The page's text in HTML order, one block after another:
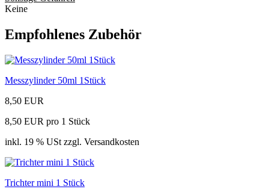
Keine
Empfohlenes Zubehör
Messzylinder 50ml 1Stück
8,50 EUR
8,50 EUR pro 1 Stück
inkl. 19 % USt zzgl. Versandkosten
Trichter mini 1 Stück